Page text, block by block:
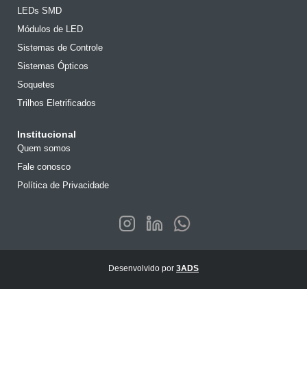
LEDs SMD
Módulos de LED
Sistemas de Controle
Sistemas Ópticos
Soquetes
Trilhos Eletrificados
Institucional
Quem somos
Fale conosco
Política de Privacidade
Desenvolvido por 3ADS